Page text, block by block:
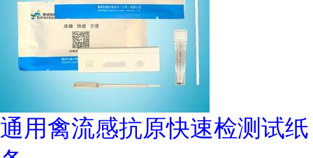
通用禽流感抗原快速检测试纸